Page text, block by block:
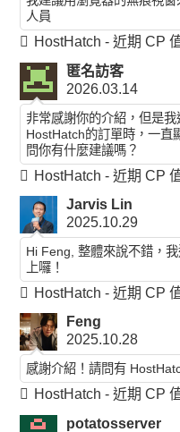
人員
HostHatch - 近期 CP
匿名訪客
2026.03.14
非常感謝你的介紹，但是
HostHatch的訂單時，一直
問你有什麼建議嗎？
HostHatch - 近期 CP
Jarvis Lin
2025.10.29
Hi Feng, 整體來說不錯，
上囉！
HostHatch - 近期 CP
Feng
2025.10.28
感謝介紹！請問有
HostHatch - 近期 CP
potatosserver